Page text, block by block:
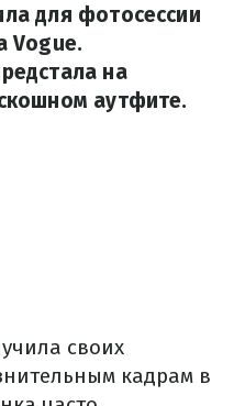
для фотосессии
Vogue.
на
аутфите.
своих
кадрам в